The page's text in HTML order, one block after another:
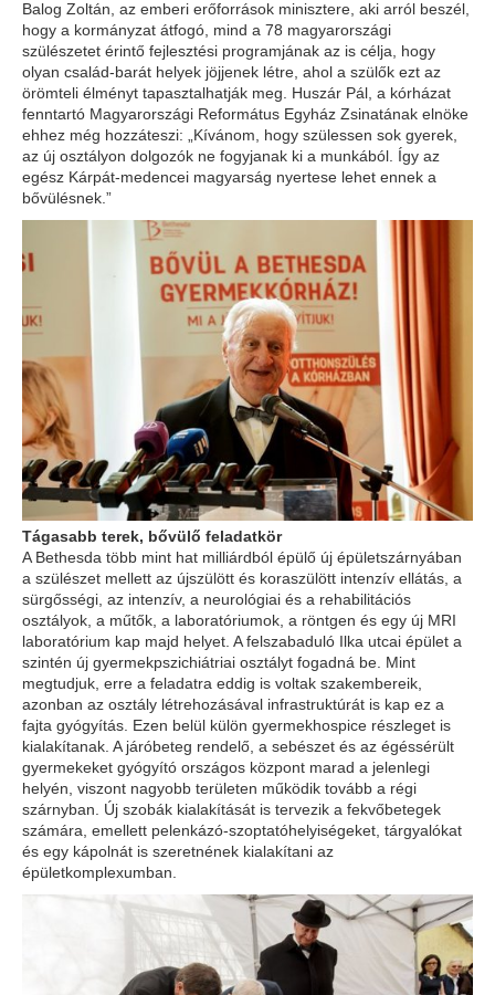
Balog Zoltán, az emberi erőforrások minisztere, aki arról beszél,
hogy a kormányzat átfogó, mind a 78 magyarországi
szülészetet érintő fejlesztési programjának az is célja, hogy
olyan család-barát helyek jöjjenek létre, ahol a szülők ezt az
örömteli élményt tapasztalhatják meg. Huszár Pál, a kórházat
fenntartó Magyarországi Református Egyház Zsinatának elnöke
ehhez még hozzáteszi: „Kívánom, hogy szülessen sok gyerek,
az új osztályon dolgozók ne fogyjanak ki a munkából. Így az
egész Kárpát-medencei magyarság nyertese lehet ennek a
bővülésnek.”
Tágasabb terek, bővülő feladatkör
A Bethesda több mint hat milliárdból épülő új épületszárnyában
a szülészet mellett az újszülött és koraszülött intenzív ellátás, a
sürgősségi, az intenzív, a neurológiai és a rehabilitációs
osztályok, a műtők, a laboratóriumok, a röntgen és egy új MRI
laboratórium kap majd helyet. A felszabaduló Ilka utcai épület a
szintén új gyermekpszichiátriai osztályt fogadná be. Mint
megtudjuk, erre a feladatra eddig is voltak szakembereik,
azonban az osztály létrehozásával infrastruktúrát is kap ez a
fajta gyógyítás. Ezen belül külön gyermekhospice részleget is
kialakítanak. A járóbeteg rendelő, a sebészet és az égéssérült
gyermekeket gyógyító országos központ marad a jelenlegi
helyén, viszont nagyobb területen működik tovább a régi
szárnyban. Új szobák kialakítását is tervezik a fekvőbetegek
számára, emellett pelenkázó-szoptatóhelyiségeket, tárgyalókat
és egy kápolnát is szeretnének kialakítani az
épületkomplexumban.